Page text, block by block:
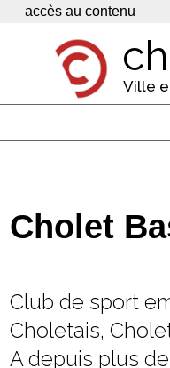
Panneau de gestion des cookies
accès au contenu
Ville
Economie
Contacts
Cholet
Club de sport
Choletais,
A depuis plus